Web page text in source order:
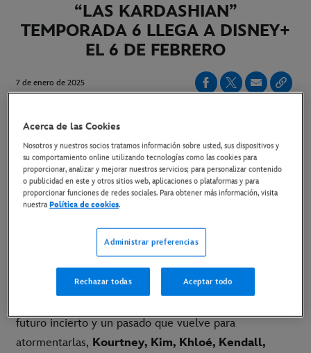
“LAS KARDASHIAN”
TEMPORADA 6 LLEGA A DISNEY+
EL 6 DE FEBRERO
7 de enero de 2025
Teaser ya disponible
LINK AL TEASER
Madrid, 2 de enero de 2025.-Ya está disponible el
La serie original regresa en exclusiva a Disney+ el
6 de febrero.
Las Kardashian-Jenner vuelven a la carga con un año
futuro incierto y un pasado que vuelve para
atormentarlas, Kourtney, Kim, Khloé, Kendall,
Acerca de las Cookies
Nosotros y nuestros socios tratamos información sobre usted, sus dispositivos y
su comportamiento online utilizando tecnologías como las cookies para
proporcionar, analizar y mejorar nuestros servicios; para personalizar contenido
o publicidad en este y otros sitios web, aplicaciones o plataformas y para
proporcionar funciones de redes sociales. Para obtener más información, visita
nuestraPolítica de cookies.
Administrar preferencias
Rechazar todas Aceptar todo